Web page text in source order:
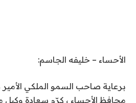
الأحساء – خليفه الجاسم:
برعاية صاحب السمو الملكي
محافظ الأحساء ، كرّم سعادة وكيل